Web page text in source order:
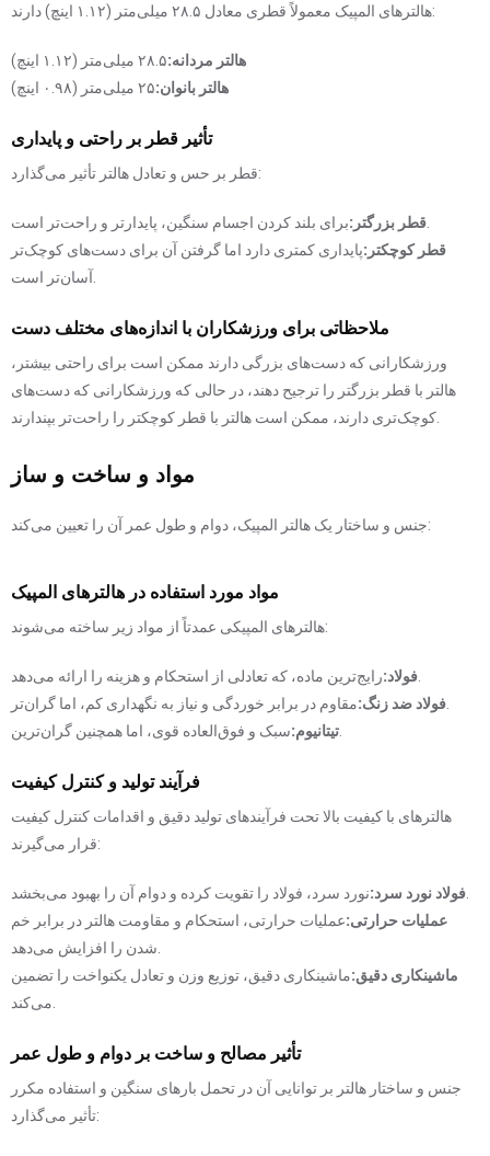
هالترهای المپیک معمولاً قطری معادل ۲۸.۵ میلی‌متر (۱.۱۲ اینچ) دارند:
هالتر مردانه:۲۸.۵ میلی‌متر (۱.۱۲ اینچ)
هالتر بانوان:۲۵ میلی‌متر (۰.۹۸ اینچ)
تأثیر قطر بر راحتی و پایداری
قطر بر حس و تعادل هالتر تأثیر می‌گذارد:
قطر بزرگتر:
قطر کوچکتر:پایداری کمتری دارد اما گرفتن آن برای دست‌های کوچک‌تر
ملاحظاتی برای ورزشکاران با اندازه‌های مختلف دست
ورزشکارانی که دست‌های بزرگی دارند ممکن است برای راحتی بیشتر،
هالتر با قطر بزرگتر را ترجیح دهند، در حالی که ورزشکارانی که دست‌های
مواد و ساخت و ساز
جنس و ساختار یک هالتر المپیک، دوام و طول عمر آن را تعیین می‌کند:
مواد مورد استفاده در هالترهای المپیک
هالترهای المپیکی عمدتاً از مواد زیر ساخته می‌شوند:
فولاد:
فولاد ضد زنگ:
تیتانیوم:
فرآیند تولید و کنترل کیفیت
هالترهای با کیفیت بالا تحت فرآیندهای تولید دقیق و اقدامات کنترل کیفیت
قرار می‌گیرند:
فولاد نورد سرد:
عملیات حرارتی:عملیات حرارتی، استحکام و مقاومت هالتر در برابر خم
ماشینکاری دقیق:ماشینکاری دقیق، توزیع وزن و تعادل یکنواخت را تضمین
تأثیر مصالح و ساخت بر دوام و طول عمر
جنس و ساختار هالتر بر توانایی آن در تحمل بارهای سنگین و استفاده مکرر
تأثیر می‌گذارد: